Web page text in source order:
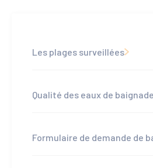
Les plages surveillées
Qualité des eaux de baignade
Formulaire de demande de